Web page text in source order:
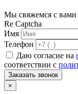
Мы свяжемся с вами
Re Captcha
Имя
Телефон
Даю согласие на
соответствии с
Заказать звонок
×